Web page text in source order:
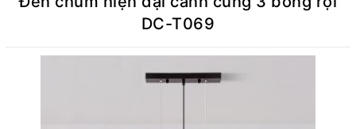
DC-T069